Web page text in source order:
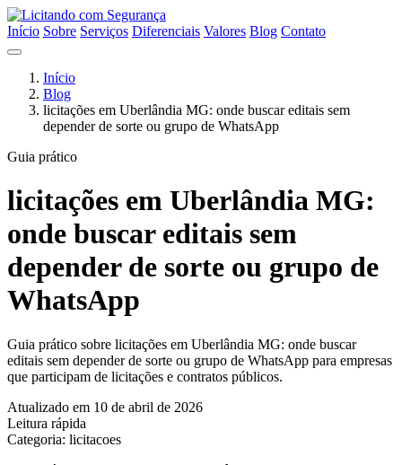
Início Sobre Serviços Diferenciais Valores Blog Contato
Início
Blog
licitações em Uberlândia MG: onde buscar editais sem
depender de sorte ou grupo de WhatsApp
Guia prático
licitações em Uberlândia MG:
onde buscar editais sem
depender de sorte ou grupo de
WhatsApp
Guia prático sobre licitações em Uberlândia MG: onde buscar
editais sem depender de sorte ou grupo de WhatsApp para empresas
que participam de licitações e contratos públicos.
Atualizado em 10 de abril de 2026
Leitura rápida
Categoria: licitacoes